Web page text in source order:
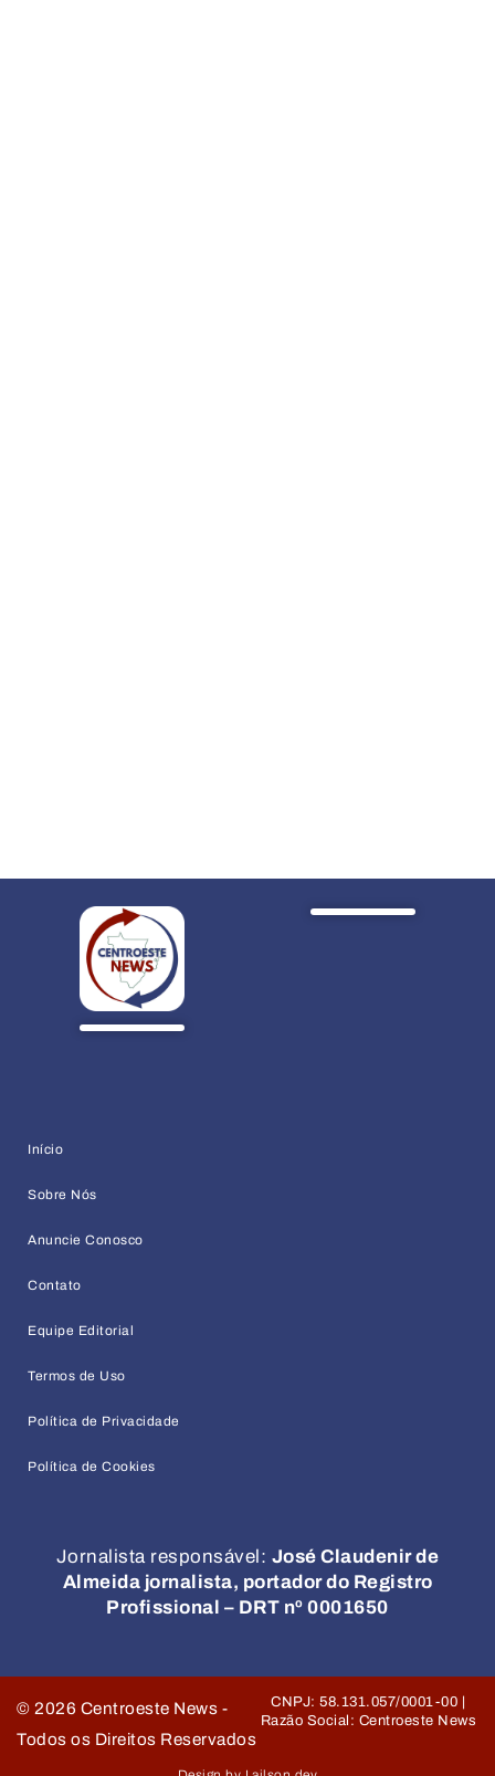
Início
Sobre Nós
Anuncie Conosco
Contato
Equipe Editorial
Termos de Uso
Política de Privacidade
Política de Cookies
Jornalista responsável: José Claudenir de
Almeida jornalista, portador do Registro
Profissional – DRT nº 0001650
© 2026 Centroeste News -
Todos os Direitos Reservados
CNPJ: 58.131.057/0001-00 |
Razão Social: Centroeste News